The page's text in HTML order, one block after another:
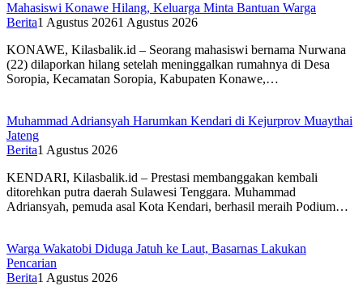
Mahasiswi Konawe Hilang, Keluarga Minta Bantuan Warga
Berita1 Agustus 20261 Agustus 2026
KONAWE, Kilasbalik.id – Seorang mahasiswi bernama Nurwana
(22) dilaporkan hilang setelah meninggalkan rumahnya di Desa
Soropia, Kecamatan Soropia, Kabupaten Konawe,…
Muhammad Adriansyah Harumkan Kendari di Kejurprov Muaythai
Jateng
Berita1 Agustus 2026
KENDARI, Kilasbalik.id – Prestasi membanggakan kembali
ditorehkan putra daerah Sulawesi Tenggara. Muhammad
Adriansyah, pemuda asal Kota Kendari, berhasil meraih Podium…
Warga Wakatobi Diduga Jatuh ke Laut, Basarnas Lakukan
Pencarian
Berita1 Agustus 2026